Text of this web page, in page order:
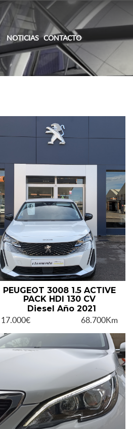
NOTICIAS CONTACTO
PEUGEOT 3008 1.5 ACTIVE
PACK HDI 130 CV
Diesel Año 2021
17.000€ 68.700Km